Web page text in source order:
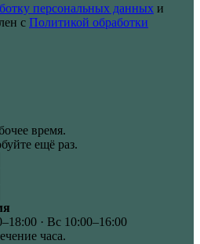
персональных данных и
с Политикой обработки
время.
ещё раз.
· Вс 10:00–16:00
часа.